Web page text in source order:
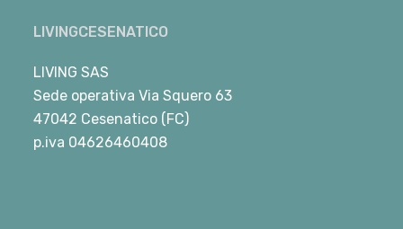
LIVINGCESENATICO
LIVING SAS
Sede operativa Via Squero 63
47042 Cesenatico (FC)
p.iva 04626460408